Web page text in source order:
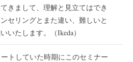
きまして、理解と見立てはでき
セリングとまた違い、難しいと
いたします。（Ikeda）
トしていた時期にこのセミナー